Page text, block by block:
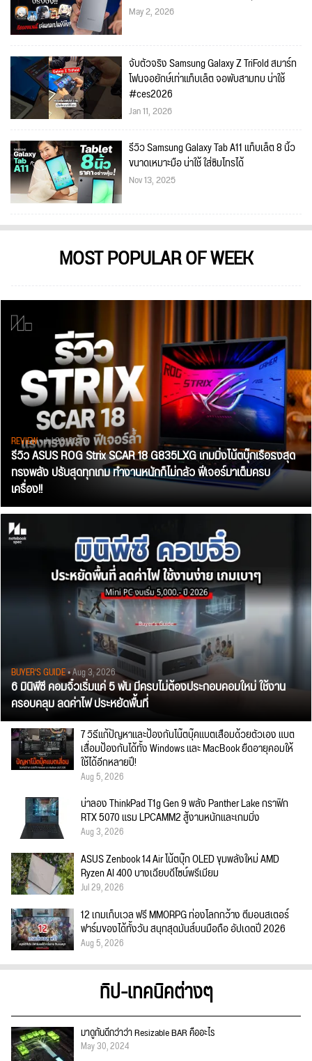
May 2, 2026
จับตัวจริง Samsung Galaxy Z TriFold สมาร์ท
โฟนจอยักษ์เท่าแท็บเล็ต จอพับสามทบ น่าใช้
#ces2026
Jan 11, 2026
รีวิว Samsung Galaxy Tab A11 แท็บเล็ต 8 นิ้ว
ขนาดเหมาะมือ น่าใช้ ใส่ซิมโทรได้
Nov 13, 2025
MOST POPULAR OF WEEK
REVIEW• Jul 28, 2026
รีวิว ASUS ROG Strix SCAR 18 G835LXG เกมมิ่งโน้ตบุ๊กเรือธงสุด
ทรงพลัง ปรับสุดทุกเกม ทำงานหนักก็ไม่กลัว ฟีเจอร์มาเต็มครบ
เครื่อง!!
BUYER'S GUIDE• Aug 3, 2026
6 มินิพีซี คอมจิ๋วเริ่มแค่ 5 พัน มีครบไม่ต้องประกอบคอมใหม่ ใช้งาน
ครอบคลุม ลดค่าไฟ ประหยัดพื้นที่
7 วิธีแก้ปัญหาและป้องกันโน๊ตบุ๊คแบตเสื่อมด้วยตัวเอง แบต
เสื่อมป้องกันได้ทั้ง Windows และ MacBook ยืดอายุคอมให้
ใช้ได้อีกหลายปี!
Aug 5, 2026
น่าลอง ThinkPad T1g Gen 9 พลัง Panther Lake กราฟิก
RTX 5070 แรม LPCAMM2 สู้งานหนักและเกมมิ่ง
Aug 3, 2026
ASUS Zenbook 14 Air โน้ตบุ๊ก OLED ขุมพลังใหม่ AMD
Ryzen AI 400 บางเฉียบดีไซน์พรีเมียม
Jul 29, 2026
12 เกมเก็บเวล ฟรี MMORPG ท่องโลกกว้าง ตีมอนสเตอร์
ฟาร์มของได้ทั้งวัน สนุกสุดมันส์บนมือถือ อัปเดตปี 2026
Aug 5, 2026
ทิป-เทคนิคต่างๆ
มาดูกันดีกว่าว่า Resizable BAR คืออะไร
May 30, 2024